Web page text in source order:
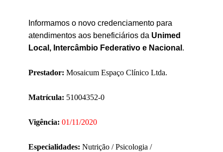
Informamos o novo credenciamento para
atendimentos aos beneficiários da Unimed
Local, Intercâmbio Federativo e Nacional .
Prestador: Mosaicum Espaço Clínico Ltda.
Matrícula: 51004352-0
Vigência: 01/11/2020
Especialidades: Nutrição / Psicologia /